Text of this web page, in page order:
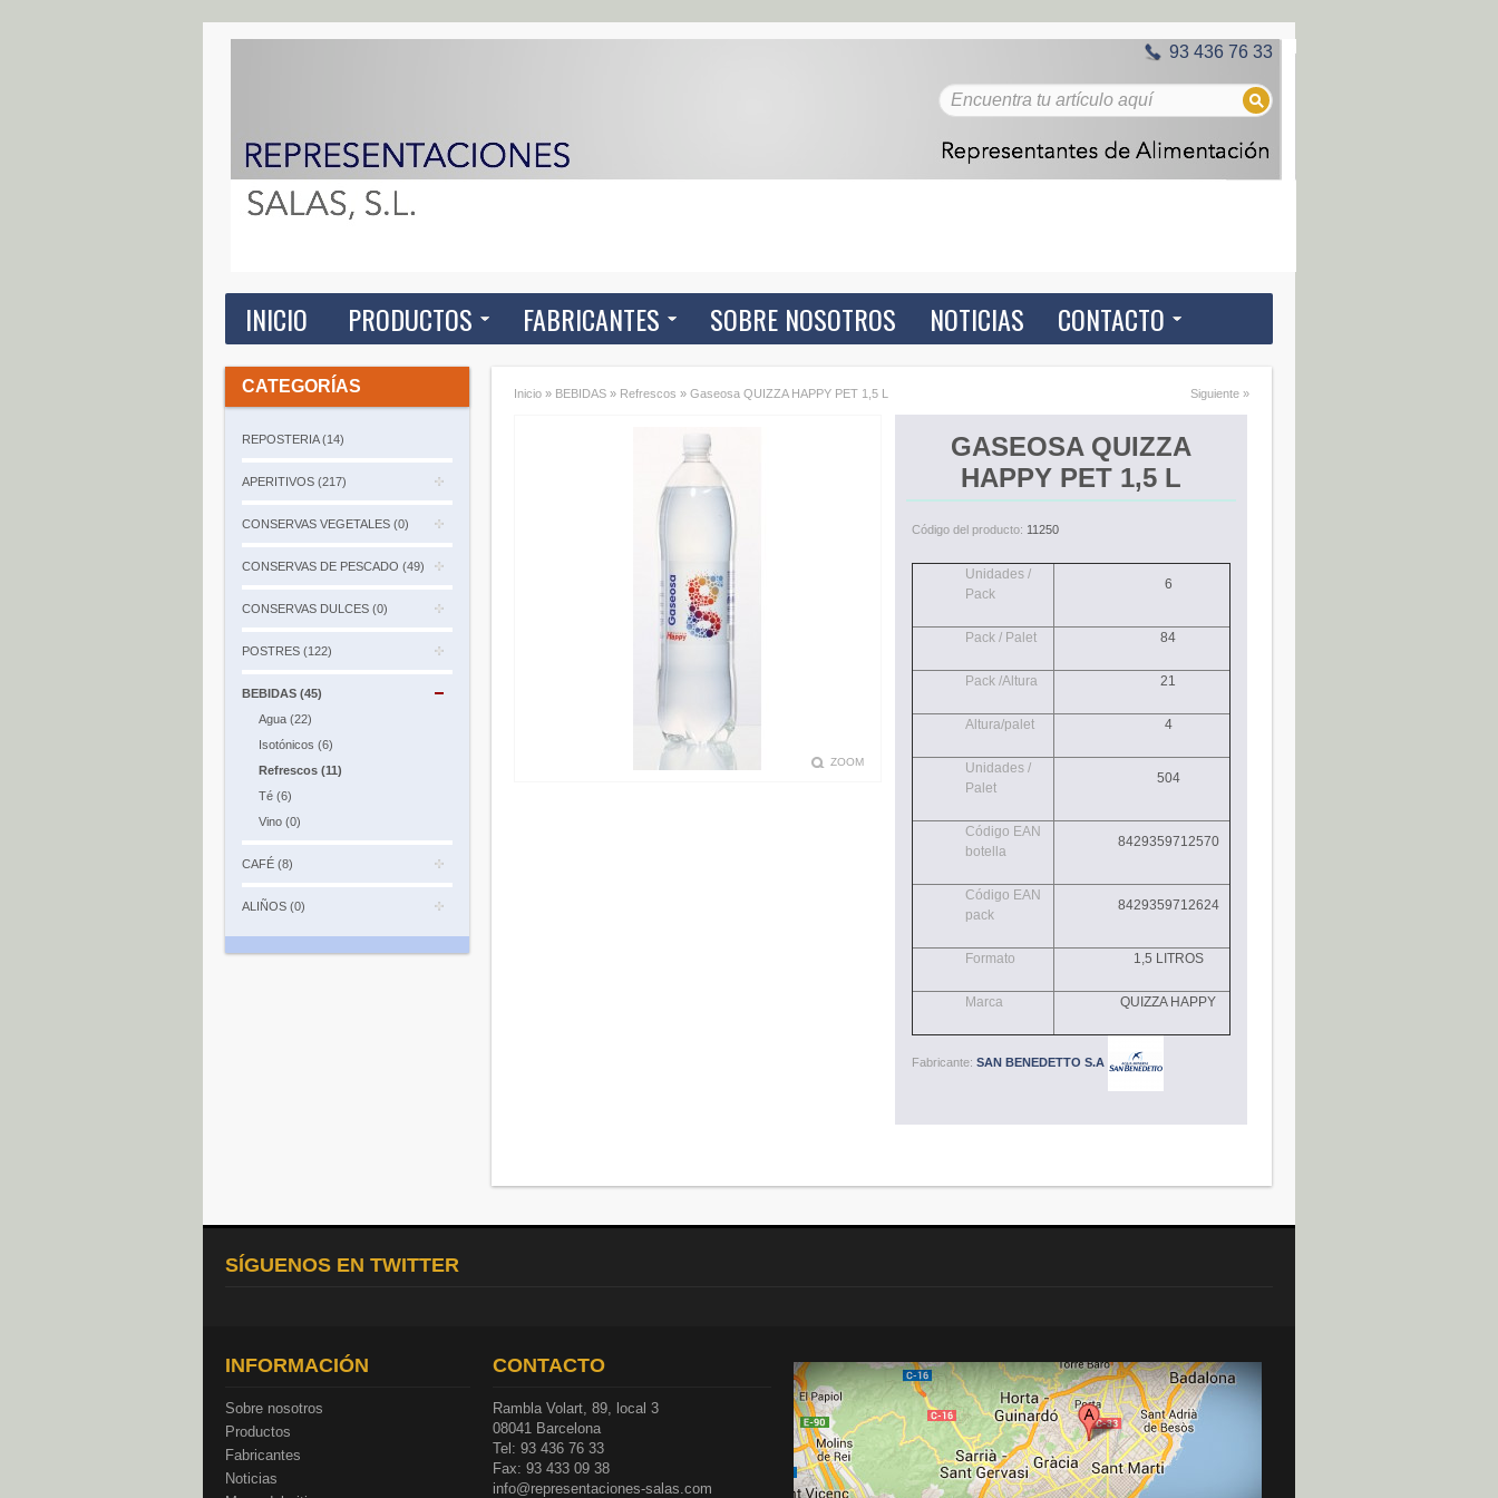
93 436 76 33
INICIO PRODUCTOS FABRICANTES SOBRE NOSOTROS NOTICIAS CONTACTO
CATEGORÍAS
REPOSTERIA (14)
APERITIVOS (217)
CONSERVAS VEGETALES (0)
CONSERVAS DE PESCADO (49)
CONSERVAS DULCES (0)
POSTRES (122)
BEBIDAS (45)
Agua (22)
Isotónicos (6)
Refrescos (11)
Té (6)
Vino (0)
CAFÉ (8)
ALIÑOS (0)
Inicio » BEBIDAS » Refrescos » Gaseosa QUIZZA HAPPY PET 1,5 L Siguiente »
ZOOM
GASEOSA QUIZZA
HAPPY PET 1,5 L
Código del producto: 11250
Unidades /
Pack
6
Pack / Palet 84
Pack /Altura 21
Altura/palet 4
Unidades /
Palet
504
Código EAN
botella
8429359712570
Código EAN
pack
8429359712624
Formato 1,5 LITROS
Marca QUIZZA HAPPY
Fabricante: SAN BENEDETTO S.A
SÍGUENOS EN TWITTER
INFORMACIÓN
Sobre nosotros
Productos
Fabricantes
Noticias
CONTACTO
Rambla Volart, 89, local 3
08041 Barcelona
Tel: 93 436 76 33
Fax: 93 433 09 38
info@representaciones-salas.com